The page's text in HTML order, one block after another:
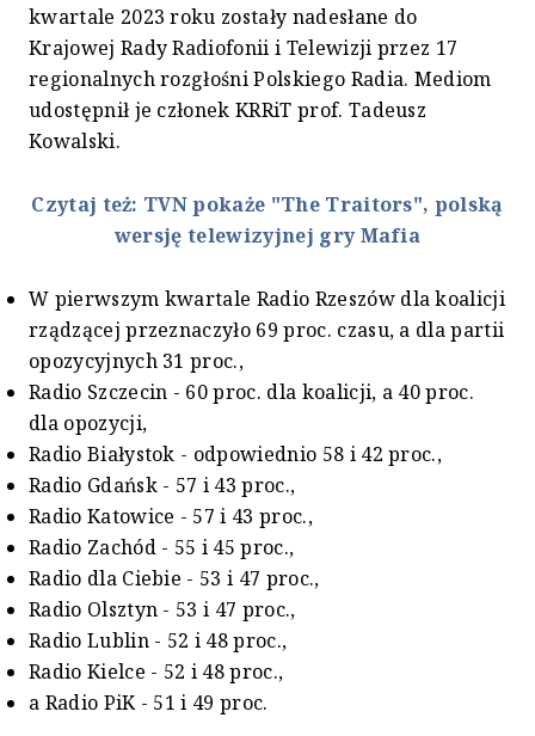
kwartale 2023 roku zostały nadesłane do
Krajowej Rady Radiofonii i Telewizji przez 17
regionalnych rozgłośni Polskiego Radia. Mediom
udostępnił je członek KRRiT prof. Tadeusz
Kowalski.
Czytaj też: TVN pokaże "The Traitors", polską
wersję telewizyjnej gry Mafia
W pierwszym kwartale Radio Rzeszów dla koalicji
rządzącej przeznaczyło 69 proc. czasu, a dla partii
opozycyjnych 31 proc.,
Radio Szczecin - 60 proc. dla koalicji, a 40 proc.
dla opozycji,
Radio Białystok - odpowiednio 58 i 42 proc.,
Radio Gdańsk - 57 i 43 proc.,
Radio Katowice - 57 i 43 proc.,
Radio Zachód - 55 i 45 proc.,
Radio dla Ciebie - 53 i 47 proc.,
Radio Olsztyn - 53 i 47 proc.,
Radio Lublin - 52 i 48 proc.,
Radio Kielce - 52 i 48 proc.,
a Radio PiK - 51 i 49 proc.